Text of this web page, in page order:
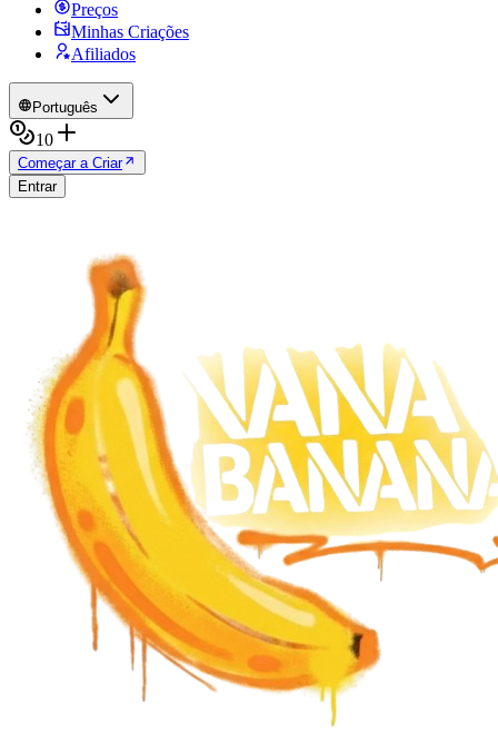
Preços
Minhas Criações
Afiliados
Português
10
Começar a Criar
Entrar